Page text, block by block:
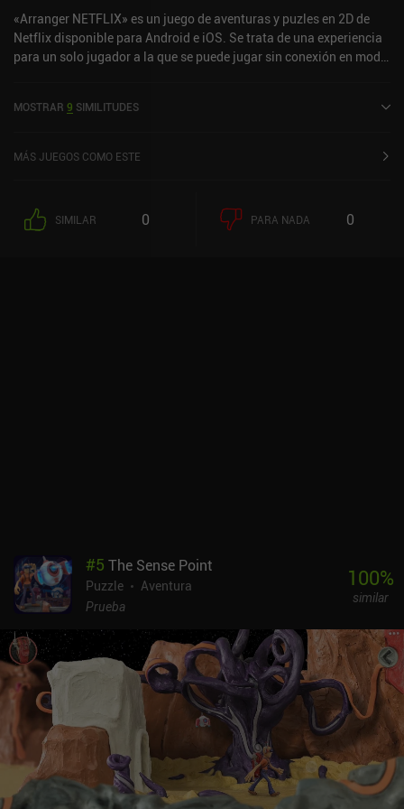
«Arranger NETFLIX» es un juego de aventuras y puzles en 2D de
Netflix disponible para Android e iOS. Se trata de una experiencia
para un solo jugador a la que se puede jugar sin conexión en modo
2024 y tiene actualmente una puntuación de 4,1 sobre 5,0 en
MOSTRAR 9 SIMILITUDES
MÁS JUEGOS COMO ESTE
SIMILAR 0 PARA NADA 0
#5 The Sense Point
Puzzle
Aventura
Prueba
100%
similar